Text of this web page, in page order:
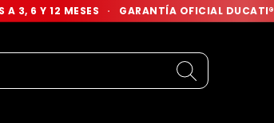
A 3, 6 Y 12 MESES · GARANTÍA OFICIAL DUCATI®